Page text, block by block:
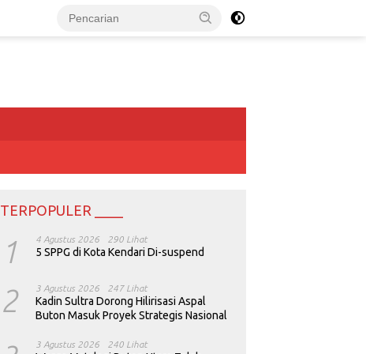
TERPOPULER ____
1 4 Agustus 2026 290 Lihat
5 SPPG di Kota Kendari Di-suspend
2 3 Agustus 2026 247 Lihat
Kadin Sultra Dorong Hilirisasi Aspal
Buton Masuk Proyek Strategis Nasional
3 Agustus 2026 240 Lihat